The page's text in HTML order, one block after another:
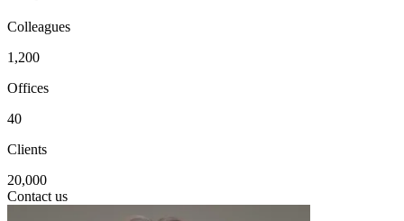
Colleagues
1,200
Offices
40
Clients
20,000
Contact us